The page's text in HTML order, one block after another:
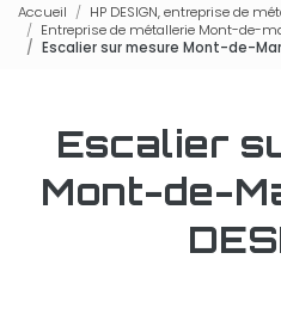
Accueil
HP DESIGN, entreprise de
Entreprise de métallerie Mont-de-
Escalier sur mesure Mont-de-
Escalier
Mont-de-